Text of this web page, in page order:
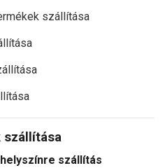
szállítása
szállítás